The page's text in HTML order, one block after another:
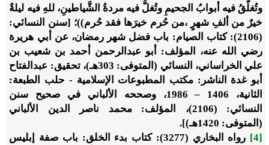
وتُغلَّقُ فيه أبوابُ الجحيمِ وتُغلُّ فيه مردةُ الشَّياطينِ، للهِ فيه ليلةٌ
خيرٌ من ألفِ شهرٍ ،من حُرم خيرَها فقد حُرم))؛ [سنن النسائي:
(2106): كتاب الصيام: باب فضل شهر رمضان، عن أبي هريرة
رضي الله عنه، المؤلف: أبو عبدالرحمن أحمد بن شعيب بن
علي الخراساني، النسائي (المتوفى: 303هـ)، تحقيق: عبدالفتاح
أبو غدة الناشر: مكتب المطبوعات الإسلامية - حلب الطبعة:
الثانية، 1406 – 1986، وصححه الألباني في صحيح سنن
النسائي: (2106)، المؤلف: محمد ناصر الدين الألباني
(المتوفى: 1420هـ)].
[4]
رواه البخاري (3277): كتاب بدء الخلق: باب صفة إبليس